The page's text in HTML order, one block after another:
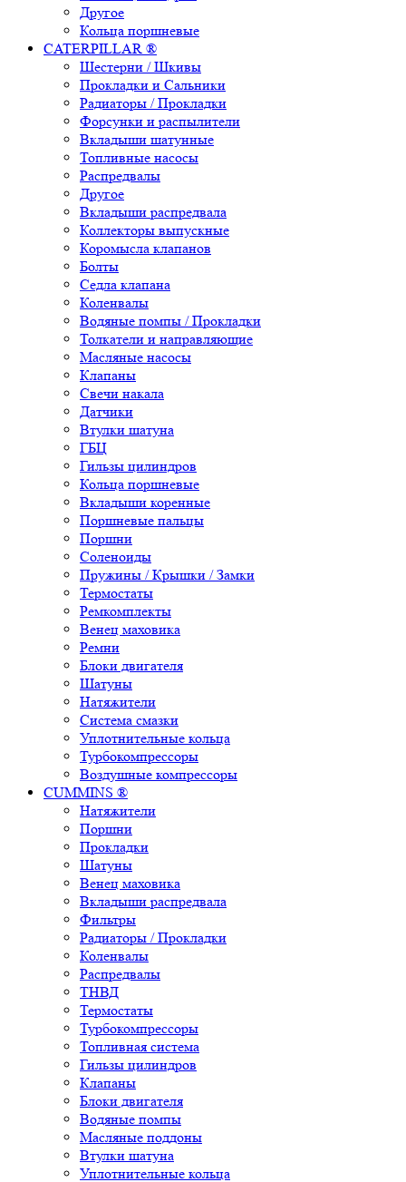
Другое
Кольца поршневые
CATERPILLAR ®
Шестерни / Шкивы
Прокладки и Сальники
Радиаторы / Прокладки
Форсунки и распылители
Вкладыши шатунные
Топливные насосы
Распредвалы
Другое
Вкладыши распредвала
Коллекторы выпускные
Коромысла клапанов
Болты
Седла клапана
Коленвалы
Водяные помпы / Прокладки
Толкатели и направляющие
Масляные насосы
Клапаны
Свечи накала
Датчики
Втулки шатуна
ГБЦ
Гильзы цилиндров
Кольца поршневые
Вкладыши коренные
Поршневые пальцы
Поршни
Соленоиды
Пружины / Крышки / Замки
Термостаты
Ремкомплекты
Венец маховика
Ремни
Блоки двигателя
Шатуны
Натяжители
Система смазки
Уплотнительные кольца
Турбокомпрессоры
Воздушные компрессоры
CUMMINS ®
Натяжители
Поршни
Прокладки
Шатуны
Венец маховика
Вкладыши распредвала
Фильтры
Радиаторы / Прокладки
Коленвалы
Распредвалы
ТНВД
Термостаты
Турбокомпрессоры
Топливная система
Гильзы цилиндров
Клапаны
Блоки двигателя
Водяные помпы
Масляные поддоны
Втулки шатуна
Уплотнительные кольца